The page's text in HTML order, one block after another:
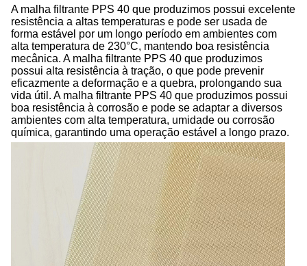
A malha filtrante PPS 40 que produzimos possui excelente
resistência a altas temperaturas e pode ser usada de
forma estável por um longo período em ambientes com
alta temperatura de 230°C, mantendo boa resistência
mecânica. A malha filtrante PPS 40 que produzimos
possui alta resistência à tração, o que pode prevenir
eficazmente a deformação e a quebra, prolongando sua
vida útil. A malha filtrante PPS 40 que produzimos possui
boa resistência à corrosão e pode se adaptar a diversos
ambientes com alta temperatura, umidade ou corrosão
química, garantindo uma operação estável a longo prazo.